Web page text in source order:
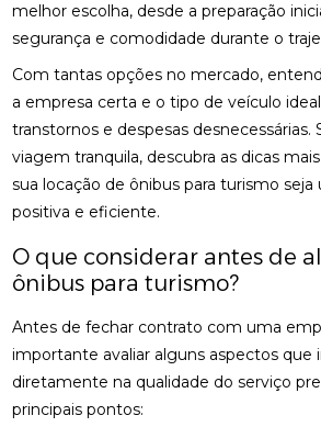
melhor escolha, desde a preparação
segurança e comodidade durante o
Com tantas opções no mercado,
a empresa certa e o tipo de veículo
transtornos e despesas desnecessárias.
viagem tranquila, descubra as dicas
sua locação de ônibus para turismo seja
positiva e eficiente.
O que considerar antes de
ônibus para turismo?
Antes de fechar contrato com uma
importante avaliar alguns aspectos que
diretamente na qualidade do serviço
principais pontos: